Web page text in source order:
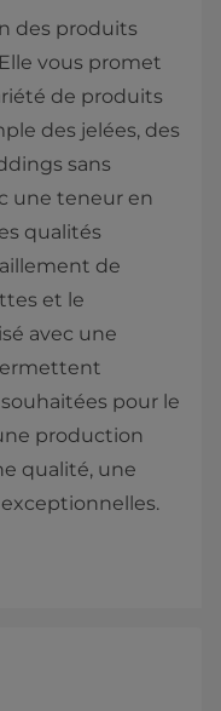
des produits
vous promet
de produits
des jelées, des
sans
une teneur en
qualités
de
et le
avec une
pour le
production
qualité, ​une